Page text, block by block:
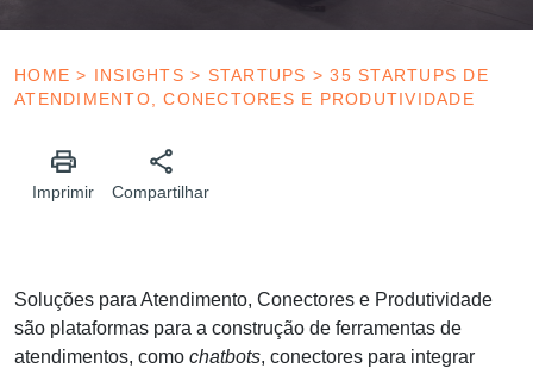
HOME > INSIGHTS > STARTUPS >35 STARTUPS DE
ATENDIMENTO, CONECTORES E PRODUTIVIDADE
Imprimir Compartilhar
Soluções para Atendimento, Conectores e Produtividade
são plataformas para a construção de ferramentas de
atendimentos, como chatbots, conectores para integrar